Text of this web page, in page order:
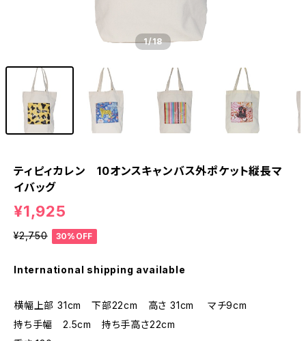
1/18
ティピィカレン 10オンスキャンバス外ポケット縦長マ
イバッグ
¥1,925
¥2,750 30%OFF
International shipping available
横幅上部 31cm 下部22cm 高さ 31cm マチ9cm
持ち手幅 2.5cm 持ち手高さ22cm